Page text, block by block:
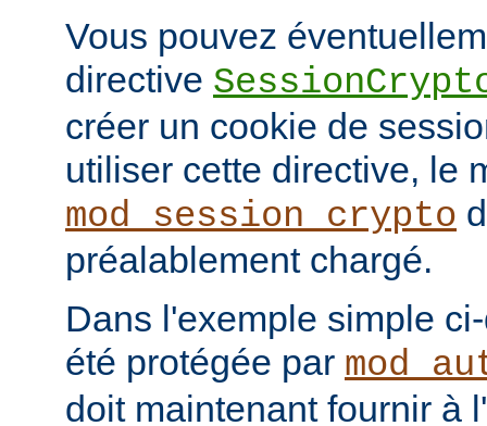
Vous pouvez
directive
créer un cookie de
utiliser cette directive, le
mod_session_crypto
préalablement chargé.
Dans l'exemple simple
été protégée par
doit maintenant fournir à